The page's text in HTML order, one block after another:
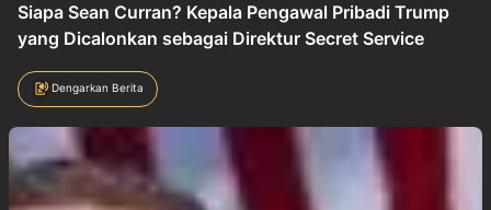
Siapa Sean Curran? Kepala Pengawal Pribadi Trump
yang Dicalonkan sebagai Direktur Secret Service
Dengarkan Berita